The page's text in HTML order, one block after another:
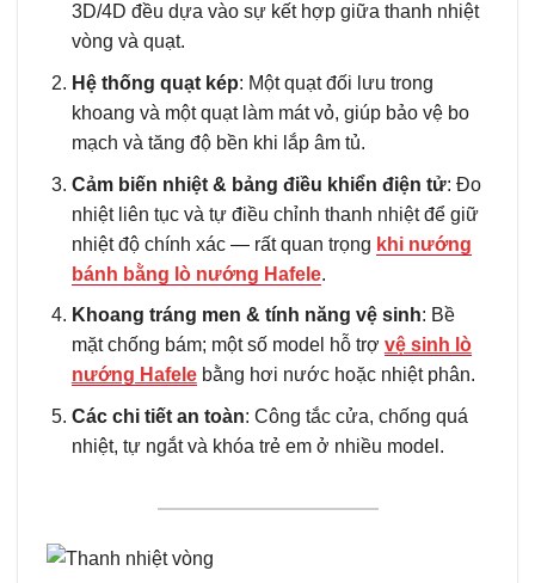
3D/4D đều dựa vào sự kết hợp giữa thanh nhiệt
vòng và quạt.
Hệ thống quạt kép: Một quạt đối lưu trong
khoang và một quạt làm mát vỏ, giúp bảo vệ bo
mạch và tăng độ bền khi lắp âm tủ.
Cảm biến nhiệt & bảng điều khiển điện tử: Đo
nhiệt liên tục và tự điều chỉnh thanh nhiệt để giữ
nhiệt độ chính xác — rất quan trọng khi nướng
bánh bằng lò nướng Hafele.
Khoang tráng men & tính năng vệ sinh: Bề
mặt chống bám; một số model hỗ trợ vệ sinh lò
nướng Hafelebằng hơi nước hoặc nhiệt phân.
Các chi tiết an toàn: Công tắc cửa, chống quá
nhiệt, tự ngắt và khóa trẻ em ở nhiều model.